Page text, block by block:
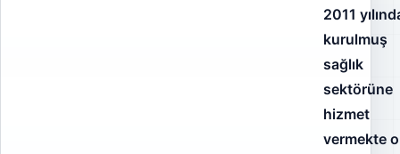
2011
kurulmuş
sağlık
sektörüne
hizmet
vermekte